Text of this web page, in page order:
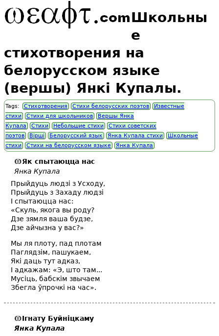
Школьны
е
стихотворения на
белорусском языке
(вершы) Янкі Купалы.
Tags: Стихотворения Стихи белорусских поэтов
Известные
стихи
Стихи для школьников
Вершы Янка
Купала
Стихи Небольшие стихи
Стихи советских
поэтов
Вірші Белорусский язык Янка Купала стихи
Школьные
стихи
Стихи на белорусском языке Янка Купала
Як спытаюцца нас
Янка Купала
Прыйдуць людзі з Усходу,
Прыйдуць з Захаду людзі
I спытаюцца нас:
«Скуль, якога вы роду?
Дзе зямля ваша будзе,
Дзе айчызна у вас?»
Мы ля плоту, пад плотам
Паглядзім, пашукаем,
Які даць тут адказ,
I адкажам: «Э, што там...
Мусіць, бабскім звычаем
Збегла ўпрочкі на час».
Ігнату Буйніцкаму
Янка Купала